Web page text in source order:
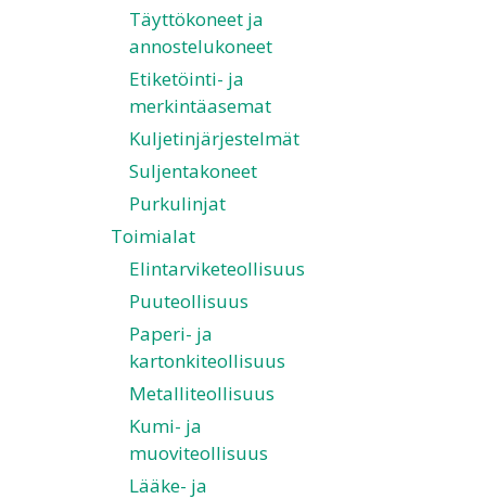
Täyttökoneet ja
annostelukoneet
Etiketöinti- ja
merkintäasemat
Kuljetinjärjestelmät
Suljentakoneet
Purkulinjat
Toimialat
Elintarviketeollisuus
Puuteollisuus
Paperi- ja
kartonkiteollisuus
Metalliteollisuus
Kumi- ja
muoviteollisuus
Lääke- ja